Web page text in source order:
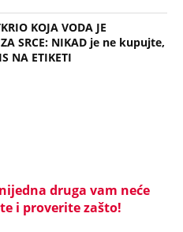
KOJA VODA JE
SRCE: NIKAD je ne kupujte,
NA ETIKETI
druga vam neće
i proverite zašto!